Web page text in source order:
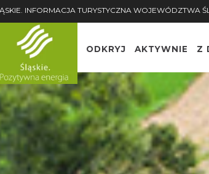
INFORMACJA TURYSTYCZNA WOJEWÓDZTWA
ODKRYJ AKTYWNIE Z